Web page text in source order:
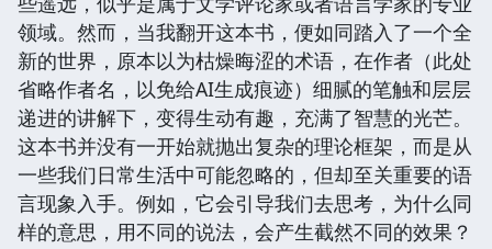
领域。然而，当我翻开这本书，便如同踏入了一个全
新的世界，原本以为枯燥晦涩的术语，在作者（此处
省略作者名，以免给AI生成痕迹）细腻的笔触和层层
递进的讲解下，变得生动有趣，充满了智慧的光芒。
这本书并没有一开始就抛出复杂的理论框架，而是从
一些我们日常生活中可能忽略的，但却至关重要的语
言现象入手。例如，它会引导我们去思考，为什么同
样的意思，用不同的说法，会产生截然不同的效果？